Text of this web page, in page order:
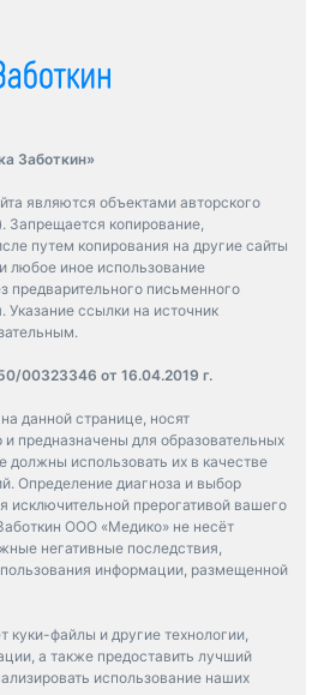
Заботкин»
являются объектами авторского
Запрещается копирование,
путем копирования на другие сайты
любое иное использование
предварительного письменного
Указание ссылки на источник
00323346 от 16.04.2019 г.
данной странице, носят
предназначены для образовательных
должны использовать их в качестве
Определение диагноза и выбор
исключительной прерогативой вашего
ООО «Медико» не несёт
негативные последствия,
информации, размещенной
куки-файлы и другие технологии,
а также предоставить лучший
использование наших